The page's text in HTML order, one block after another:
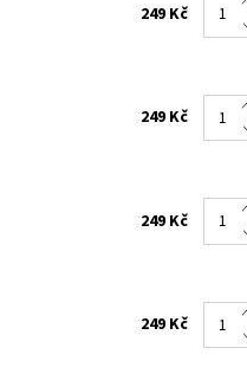
249 Kč
249 Kč
249 Kč
249 Kč